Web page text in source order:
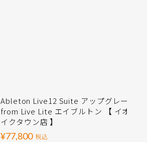
Ableton Live12 Suite アップグレード版
from Live Lite エイブルトン 【 イオンレ
イクタウン店 】
¥77,800 税込